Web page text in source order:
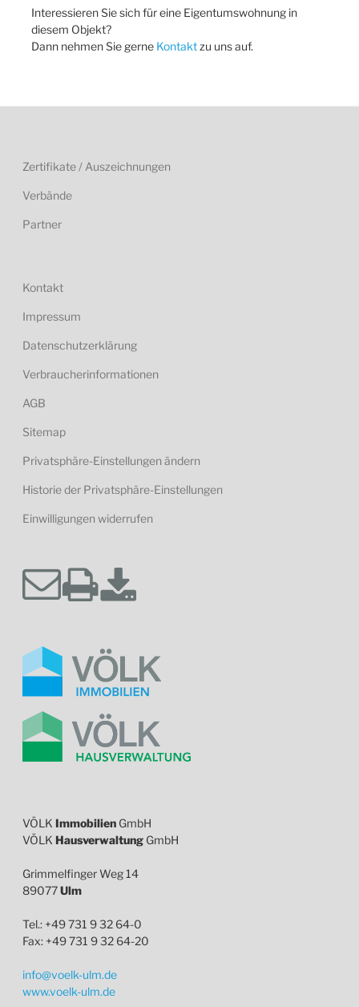
Interessieren Sie sich für eine Eigentumswohnung in
diesem Objekt?
Dann nehmen Sie gerne Kontakt zu uns auf.
Zertifikate / Auszeichnungen
Verbände
Partner
Kontakt
Impressum
Datenschutzerklärung
Verbraucherinformationen
AGB
Sitemap
Privatsphäre-Einstellungen ändern
Historie der Privatsphäre-Einstellungen
Einwilligungen widerrufen
VÖLK Immobilien GmbH
VÖLK Hausverwaltung GmbH
Grimmelfinger Weg 14
89077Ulm
Tel.: +49 731 9 32 64-0
Fax: +49 731 9 32 64-20
info@voelk-ulm.de
www.voelk-ulm.de